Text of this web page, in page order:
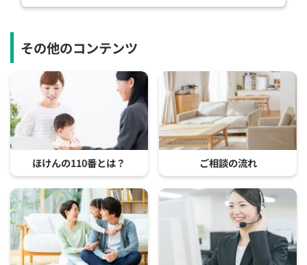
その他のコンテンツ
ほけんの110番とは？ ご相談の流れ